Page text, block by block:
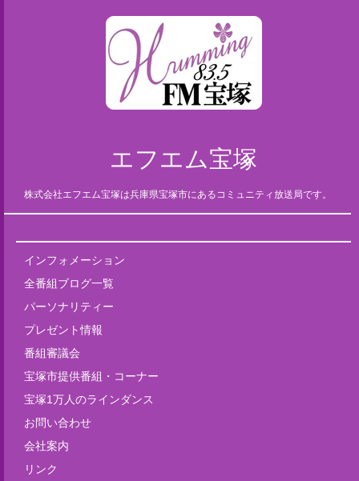
エフエム宝塚
株式会社エフエム宝塚は兵庫県宝塚市にあるコミュニティ放送局です。
インフォメーション
全番組ブログ一覧
パーソナリティー
プレゼント情報
番組審議会
宝塚市提供番組・コーナー
宝塚1万人のラインダンス
お問い合わせ
会社案内
リンク